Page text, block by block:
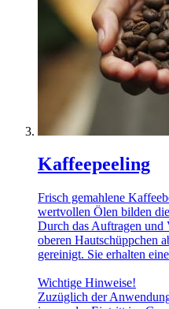
Kaffeepeeling
Frisch gemahlene
wertvollen Ölen bilden
Durch das Auftragen und
oberen Hautschüppchen
gereinigt. Sie erhalten
Wichtige Hinweise!
Zuzüglich der